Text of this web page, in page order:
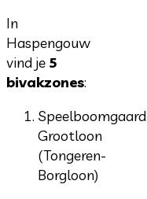
In
Haspengouw
vind je 5
bivakzones:
Speelboomgaard
Grootloon
(Tongeren-
Borgloon)